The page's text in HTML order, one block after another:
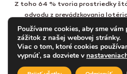
Z toho 64 % tvoria prostriedky
odvodu z prevádzkovania
Používame cookies, aby sme
zážitok z našej webovej stránky.
Viac o tom, ktoré cookies
vypnúť, sa dozviete v